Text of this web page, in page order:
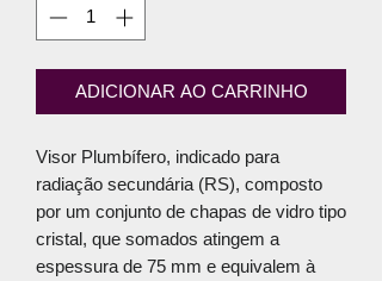
ADICIONAR AO CARRINHO
Visor Plumbífero, indicado para
radiação secundária (RS), composto
por um conjunto de chapas de vidro tipo
cristal, que somados atingem a
espessura de 75 mm e equivalem à